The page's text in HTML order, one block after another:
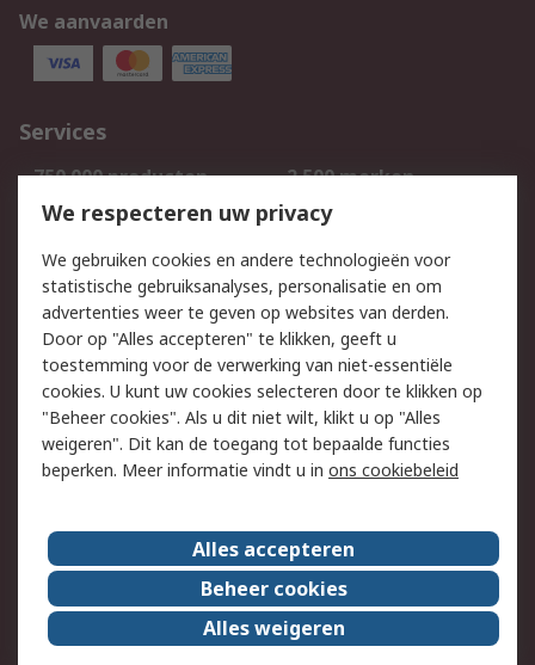
We aanvaarden
Services
750.000 producten
2.500 merken
Bestellen
Inkoopoplossingen
Track & Trace
Wettelijk
Cookiebeleid
Email veiligheid
Privacybeleid
Websitevoorwaarden
Algemene
verkoopvoorwaarden
Over RS
RS Group
Over ons
RS wereldwijd
Werken bij RS
ESG
We respecteren uw privacy
We gebruiken cookies en andere technologieën voor
statistische gebruiksanalyses, personalisatie en om
advertenties weer te geven op websites van derden.
Door op "Alles accepteren" te klikken, geeft u
toestemming voor de verwerking van niet-essentiële
cookies. U kunt uw cookies selecteren door te klikken op
"Beheer cookies". Als u dit niet wilt, klikt u op "Alles
weigeren". Dit kan de toegang tot bepaalde functies
beperken. Meer informatie vindt u in ons cookiebeleid
Alles accepteren
Beheer cookies
Alles weigeren